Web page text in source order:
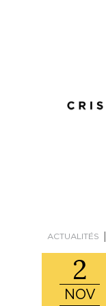
ACTUALITÉS |
2
NOV